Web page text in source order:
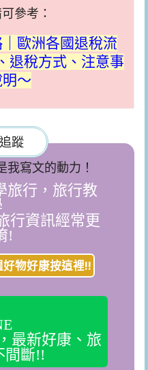
參考：
歐洲各國退稅流
退稅方式、注意事
～
蹤
我寫文的動力！
旅行，旅行教
行資訊經常更
!
物好康按這裡!!
最新好康、旅
間斷!!